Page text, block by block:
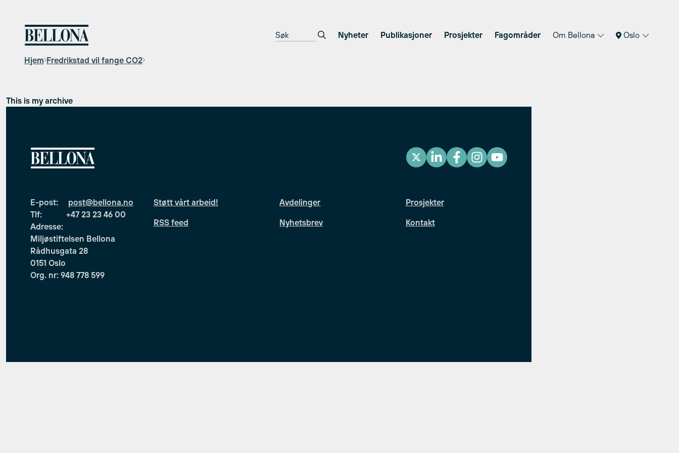
innhold
Nyheter Publikasjoner Prosjekter Fagområder Om Bellona Oslo
Hjem Fredrikstad vil fange CO2
This is my archive
E-post: post@bellona.no
Tlf: +47 23 23 46 00
Adresse:
Miljøstiftelsen Bellona
Rådhusgata 28
0151 Oslo
Org. nr: 948 778 599
Støtt vårt arbeid! Avdelinger Prosjekter
RSS feed Nyhetsbrev Kontakt